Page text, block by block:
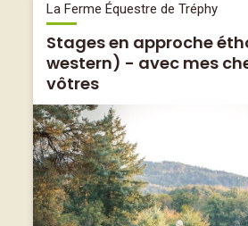
La Ferme Équestre de Tréphy
Stages en approche
western) - avec mes
vôtres